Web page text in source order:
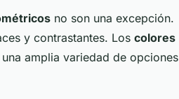
no son una excepción.
y contrastantes. Los colores
amplia variedad de opciones